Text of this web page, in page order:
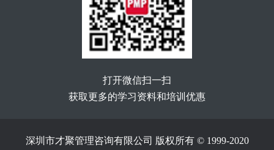
打开微信扫一扫
获取更多的学习资料和培训优惠
深圳市才聚管理咨询有限公司 版权所有 © 1999-2020